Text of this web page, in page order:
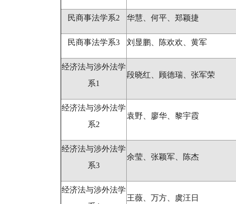
民商事法学系2 华慧、何平、郑颖捷
民商事法学系3 刘显鹏、陈欢欢、黄军
经济法与涉外法学
系1
段晓红、顾德瑞、张军荣
经济法与涉外法学
系2
袁野、廖华、黎宇霞
经济法与涉外法学
系3
余莹、张颖军、陈杰
经济法与涉外法学
王薇、万方、虞汪日